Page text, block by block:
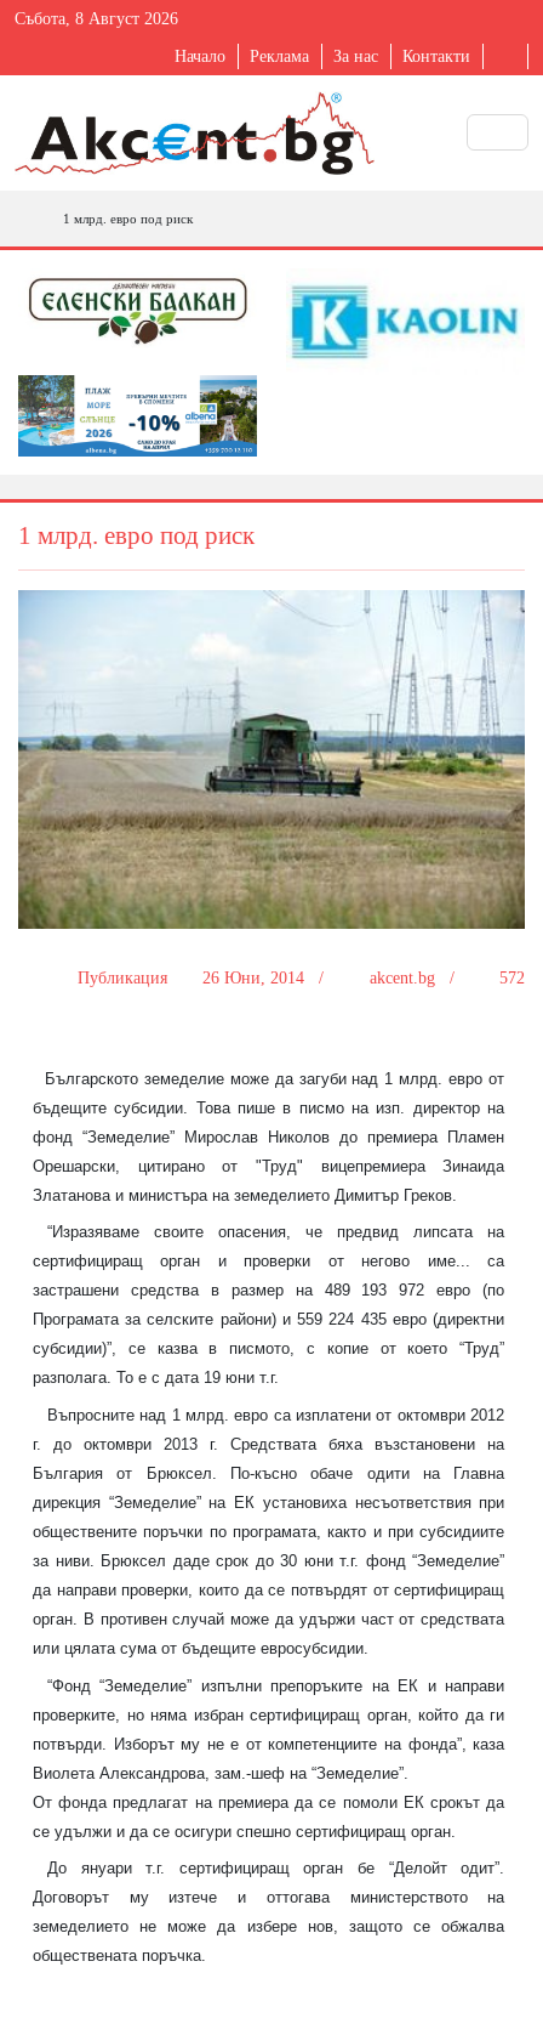
Събота, 8 Август 2026
Начало Реклама За нас Контакти
1 млрд. евро под риск
1 млрд. евро под риск
Публикация 26 Юни, 2014 / akcent.bg / 572
Българското земеделие може да загуби над 1 млрд. евро от
бъдещите субсидии. Това пише в писмо на изп. директор на
фонд “Земеделие” Мирослав Николов до премиера Пламен
Орешарски, цитирано от "Труд" вицепремиера Зинаида
Златанова и министъра на земеделието Димитър Греков.
“Изразяваме своите опасения, че предвид липсата на
сертифициращ орган и проверки от негово име... са
застрашени средства в размер на 489 193 972 евро (по
Програмата за селските райони) и 559 224 435 евро (директни
субсидии)”, се казва в писмото, с копие от което “Труд”
разполага. То е с дата 19 юни т.г.
Въпросните над 1 млрд. евро са изплатени от октомври 2012
г. до октомври 2013 г. Средствата бяха възстановени на
България от Брюксел. По-късно обаче одити на Главна
дирекция “Земеделие” на ЕК установиха несъответствия при
обществените поръчки по програмата, както и при субсидиите
за ниви. Брюксел даде срок до 30 юни т.г. фонд “Земеделие”
да направи проверки, които да се потвърдят от сертифициращ
орган. В противен случай може да удържи част от средствата
или цялата сума от бъдещите евросубсидии.
“Фонд “Земеделие” изпълни препоръките на ЕК и направи
проверките, но няма избран сертифициращ орган, който да ги
потвърди. Изборът му не е от компетенциите на фонда”, каза
Виолета Александрова, зам.-шеф на “Земеделие”.
От фонда предлагат на премиера да се помоли ЕК срокът да
се удължи и да се осигури спешно сертифициращ орган.
До януари т.г. сертифициращ орган бе “Делойт одит”.
Договорът му изтече и оттогава министерството на
земеделието не може да избере нов, защото се обжалва
обществената поръчка.